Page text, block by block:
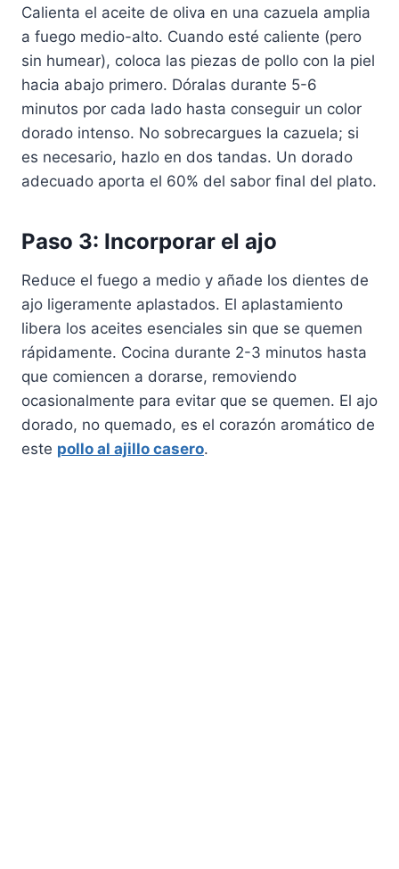
Calienta el aceite de oliva en una cazuela amplia
a fuego medio-alto. Cuando esté caliente (pero
sin humear), coloca las piezas de pollo con la piel
hacia abajo primero. Dóralas durante 5-6
minutos por cada lado hasta conseguir un color
dorado intenso. No sobrecargues la cazuela; si
es necesario, hazlo en dos tandas. Un dorado
adecuado aporta el 60% del sabor final del plato.
Paso 3: Incorporar el ajo
Reduce el fuego a medio y añade los dientes de
ajo ligeramente aplastados. El aplastamiento
libera los aceites esenciales sin que se quemen
rápidamente. Cocina durante 2-3 minutos hasta
que comiencen a dorarse, removiendo
ocasionalmente para evitar que se quemen. El ajo
dorado, no quemado, es el corazón aromático de
este pollo al ajillo casero.